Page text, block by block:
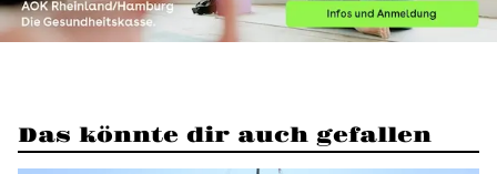
Das könnte dir auch gefallen